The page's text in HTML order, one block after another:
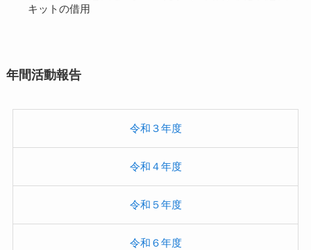
キットの借用
年間活動報告
令和３年度
令和４年度
令和５年度
令和６年度